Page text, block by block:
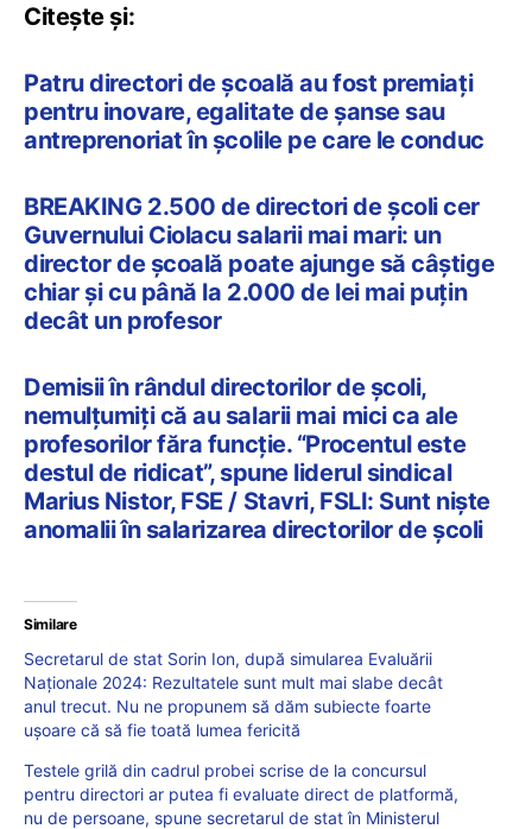
Citește și:
Patru directori de școală au fost premiați
pentru inovare, egalitate de șanse sau
antreprenoriat în școlile pe care le conduc
BREAKING 2.500 de directori de școli cer
Guvernului Ciolacu salarii mai mari: un
director de școală poate ajunge să câștige
chiar și cu până la 2.000 de lei mai puțin
decât un profesor
Demisii în rândul directorilor de școli,
nemulțumiți că au salarii mai mici ca ale
profesorilor făra funcție. “Procentul este
destul de ridicat”, spune liderul sindical
Marius Nistor, FSE / Stavri, FSLI: Sunt niște
anomalii în salarizarea directorilor de școli
Similare
Secretarul de stat Sorin Ion, după simularea Evaluării
Naționale 2024: Rezultatele sunt mult mai slabe decât
anul trecut. Nu ne propunem să dăm subiecte foarte
ușoare că să fie toată lumea fericită
Testele grilă din cadrul probei scrise de la concursul
pentru directori ar putea fi evaluate direct de platformă,
nu de persoane, spune secretarul de stat în Ministerul